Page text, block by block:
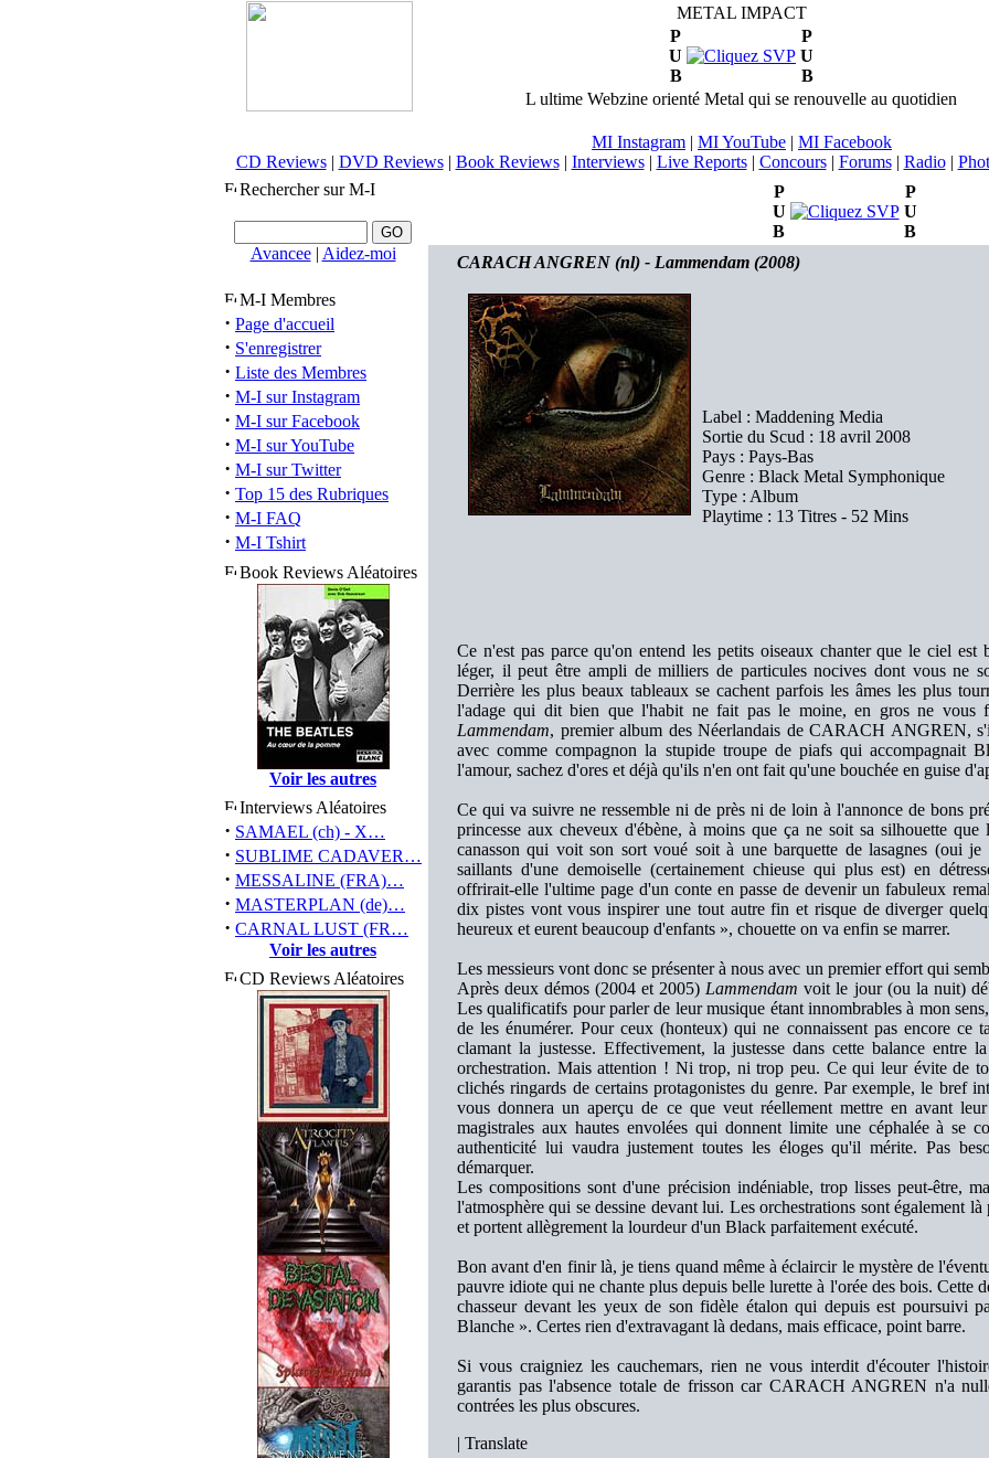
METAL IMPACT
P
U
B
P
U
B
L ultime Webzine orienté Metal qui se renouvelle au quotidien
MI Instagram | MI YouTube | MI Facebook
CD Reviews| DVD Reviews| Book Reviews| Interviews| Live Reports| Concours| Forums| Radio|
Rechercher sur M-I
Avancee| Aidez-moi
M-I Membres
· Page d'accueil
· S'enregistrer
· Liste des Membres
· M-I sur Instagram
· M-I sur Facebook
· M-I sur YouTube
· M-I sur Twitter
· Top 15 des Rubriques
· M-I FAQ
· M-I Tshirt
Book Reviews Aléatoires
Voir les autres
Interviews Aléatoires
· SAMAEL (ch) - X…
· SUBLIME CADAVER…
· MESSALINE (FRA)…
· MASTERPLAN (de)…
· CARNAL LUST (FR…
Voir les autres
CD Reviews Aléatoires
P
U
B
P
U
B
CARACH ANGREN (nl) - Lammendam (2008)
Label : Maddening Media
Sortie du Scud : 18 avril 2008
Pays : Pays-Bas
Genre : Black Metal Symphonique
Type : Album
Playtime : 13 Titres - 52 Mins
Ce n'est pas parce qu'on entend les petits oiseaux chanter que le ciel est
léger, il peut être ampli de milliers de particules nocives dont vous ne
Derrière les plus beaux tableaux se cachent parfois les âmes les plus
l'adage qui dit bien que l'habit ne fait pas le moine, en gros ne vous
Lammendam, premier album des Néerlandais de CARACH ANGREN,
avec comme compagnon la stupide troupe de piafs qui accompagnait
l'amour, sachez d'ores et déjà qu'ils n'en ont fait qu'une bouchée en guise
Ce qui va suivre ne ressemble ni de près ni de loin à l'annonce de bons
princesse aux cheveux d'ébène, à moins que ça ne soit sa silhouette
canasson qui voit son sort voué soit à une barquette de lasagnes (oui
saillants d'une demoiselle (certainement chieuse qui plus est) en
offrirait-elle l'ultime page d'un conte en passe de devenir un fabuleux
dix pistes vont vous inspirer une tout autre fin et risque de diverger
heureux et eurent beaucoup d'enfants », chouette on va enfin se marrer.
Les messieurs vont donc se présenter à nous avec un premier effort qui
Après deux démos (2004 et 2005) Lammendam voit le jour (ou la nuit)
Les qualificatifs pour parler de leur musique étant innombrables à mon
de les énumérer. Pour ceux (honteux) qui ne connaissent pas encore ce
clamant la justesse. Effectivement, la justesse dans cette balance entre
orchestration. Mais attention ! Ni trop, ni trop peu. Ce qui leur évite de
clichés ringards de certains protagonistes du genre. Par exemple, le bref
vous donnera un aperçu de ce que veut réellement mettre en avant
magistrales aux hautes envolées qui donnent limite une céphalée à se
authenticité lui vaudra justement toutes les éloges qu'il mérite. Pas
démarquer.
Les compositions sont d'une précision indéniable, trop lisses peut-être,
l'atmosphère qui se dessine devant lui. Les orchestrations sont également
et portent allègrement la lourdeur d'un Black parfaitement exécuté.
Bon avant d'en finir là, je tiens quand même à éclaircir le mystère de
pauvre idiote qui ne chante plus depuis belle lurette à l'orée des bois. Cette
chasseur devant les yeux de son fidèle étalon qui depuis est poursuivi
Blanche ». Certes rien d'extravagant là dedans, mais efficace, point barre.
Si vous craigniez les cauchemars, rien ne vous interdit d'écouter
garantis pas l'absence totale de frisson car CARACH ANGREN n'a
contrées les plus obscures.
| Translate